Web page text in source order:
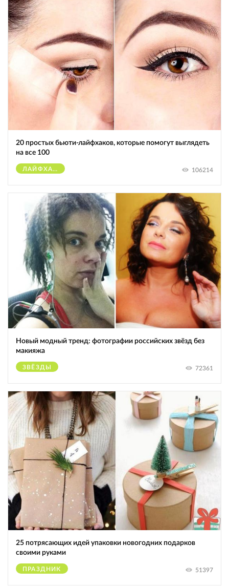
20 простых бьюти-лайфхаков, которые помогут выглядеть
на все 100
ЛАЙФХАКИ 106214
Новый модный тренд: фотографии российских звёзд без
макияжа
ЗВЁЗДЫ 72361
25 потрясающих идей упаковки новогодних подарков
своими руками
ПРАЗДНИК 51397